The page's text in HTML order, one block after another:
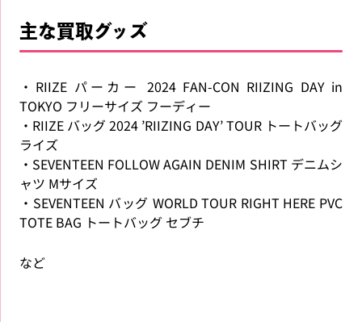
主な買取グッズ
・RIIZE パーカー 2024 FAN-CON RIIZING DAY in
TOKYO フリーサイズ フーディー
・RIIZE バッグ 2024 ’RIIZING DAY’ TOUR トートバッグ
ライズ
・SEVENTEEN FOLLOW AGAIN DENIM SHIRT デニムシ
ャツ Mサイズ
・SEVENTEEN バッグ WORLD TOUR RIGHT HERE PVC
TOTE BAG トートバッグ セブチ
など